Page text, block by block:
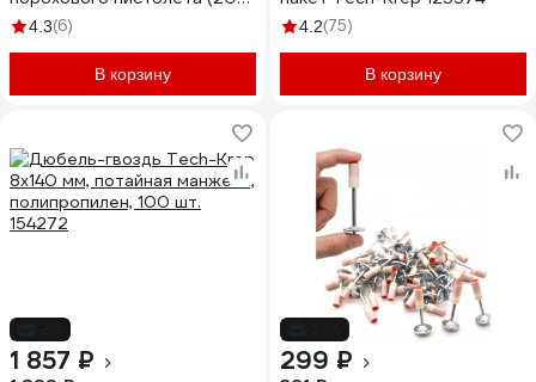
шт.) BestRoom
4.3(6)
В корзину
4.2(75)
В корзину
1 857 ₽ 299 ₽